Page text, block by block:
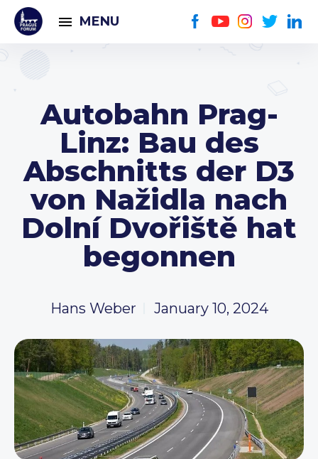
MENU
Autobahn Prag-
Linz: Bau des
Abschnitts der D3
von Nažidla nach
Dolní Dvořiště hat
begonnen
Hans Weber January 10, 2024